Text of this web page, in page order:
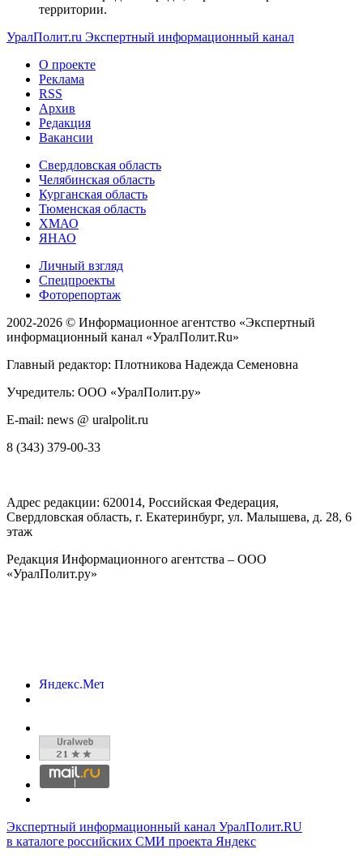
территории.
УралПолит.ru Экспертный информационный канал
О проекте
Реклама
RSS
Архив
Редакция
Вакансии
Свердловская область
Челябинская область
Курганская область
Тюменская область
ХМАО
ЯНАО
Личный взгляд
Спецпроекты
Фоторепортаж
2002-2026 © Информационное агентство «Экспертный
информационный канал «УралПолит.Ru»
Главный редактор: Плотникова Надежда Семеновна
Учредитель: ООО «УралПолит.ру»
E-mail: news @ uralpolit.ru
8 (343) 379-00-33
Адрес редакции: 620014, Российская Федерация,
Свердловская область, г. Екатеринбург, ул. Малышева, д. 28, 6
этаж
Редакция Информационного агентства – ООО
«УралПолит.ру»
Экспертный информационный канал УралПолит.RU
в каталоге российских СМИ проекта Яндекс